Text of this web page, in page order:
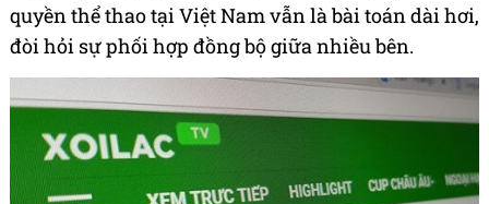
quyền thể thao tại Việt Nam vẫn là bài toán dài hơi,
đòi hỏi sự phối hợp đồng bộ giữa nhiều bên.